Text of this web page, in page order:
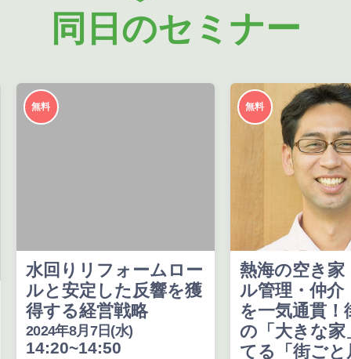
同日のセミナー
無料
水回りリフォームロー
ルと安定した反響を獲
得する経営戦略
2024年8月7日(水)
14:20~14:50
無料
熱海の空き家
ル管理・仲介
を一気通貫！
の「大きな家
てる「街ごと